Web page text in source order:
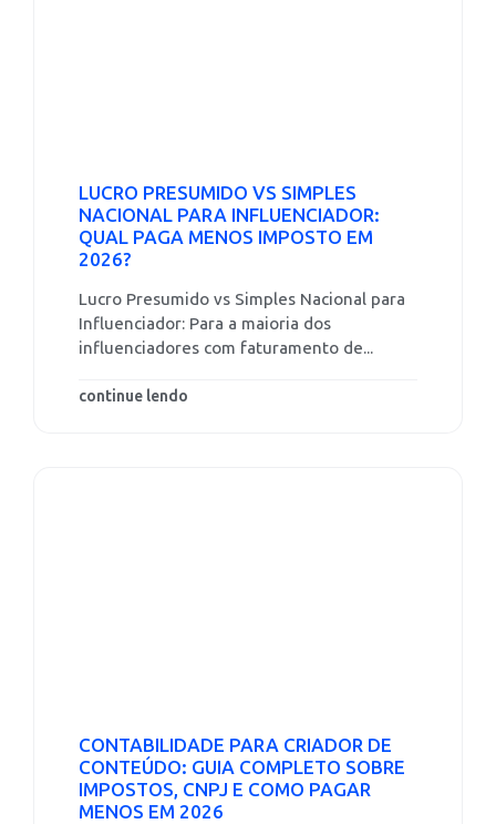
LUCRO PRESUMIDO VS SIMPLES
NACIONAL PARA INFLUENCIADOR:
QUAL PAGA MENOS IMPOSTO EM
2026?
Lucro Presumido vs Simples Nacional para
Influenciador: Para a maioria dos
influenciadores com faturamento de...
continue lendo
CONTABILIDADE PARA CRIADOR DE
CONTEÚDO: GUIA COMPLETO SOBRE
IMPOSTOS, CNPJ E COMO PAGAR
MENOS EM 2026